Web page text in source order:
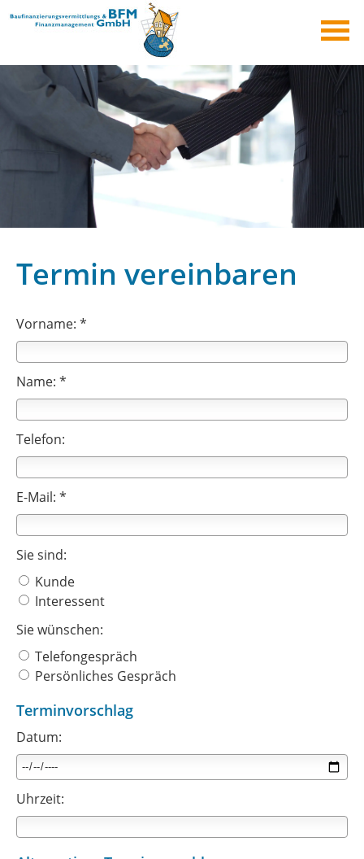
Termin vereinbaren
Vorname: *
Name: *
Telefon:
E-Mail: *
Sie sind:
Kunde
Interessent
Sie wünschen:
Telefongespräch
Persönliches Gespräch
Terminvorschlag
Datum:
Uhrzeit: